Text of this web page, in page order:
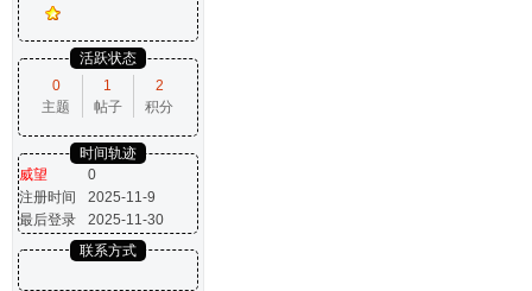
活跃状态
0
主题
1
帖子
2
积分
时间轨迹
威望
0
注册时间
2025-11-9
最后登录
2025-11-30
联系方式